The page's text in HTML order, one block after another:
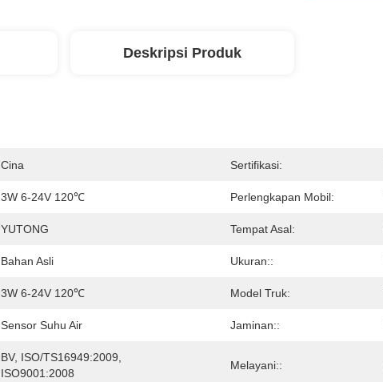
Deskripsi Produk
Cina Sertifikasi:
3W 6-24V 120℃ Perlengkapan Mobil:
YUTONG Tempat Asal:
Bahan Asli Ukuran::
3W 6-24V 120℃ Model Truk:
Sensor Suhu Air Jaminan::
BV, ISO/TS16949:2009,
ISO9001:2008
Melayani::